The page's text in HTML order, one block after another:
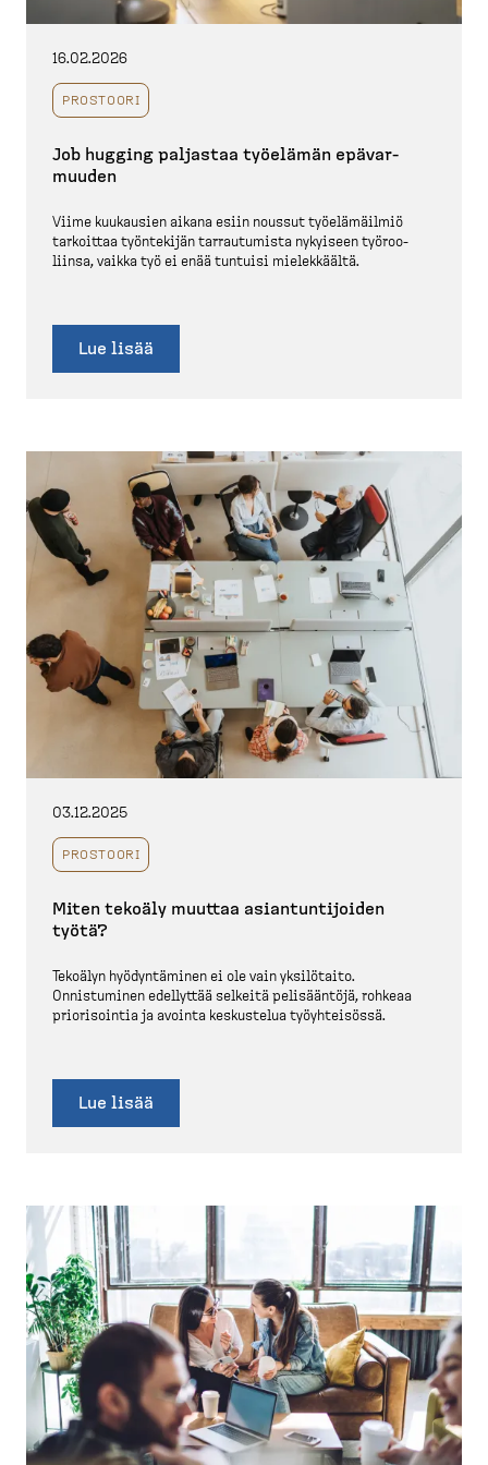
16.02.2026
PROSTOORI
Job hugging paljastaa työelämän epävar­
muuden
Viime kuukausien aikana esiin noussut työelä­mäilmiö
tarkoittaa työntekijän tarrau­tumista nykyiseen työroo­
liinsa, vaikka työ ei enää tuntuisi mielek­käältä.
Lue lisää
03.12.2025
PROSTOORI
Miten tekoäly muuttaa asiantun­ti­joiden
työtä?
Tekoälyn hyödyn­täminen ei ole vain yksilötaito.
Onnistuminen edellyttää selkeitä pelisääntöjä, rohkeaa
priori­sointia ja avointa keskustelua työyhteisössä.
Lue lisää